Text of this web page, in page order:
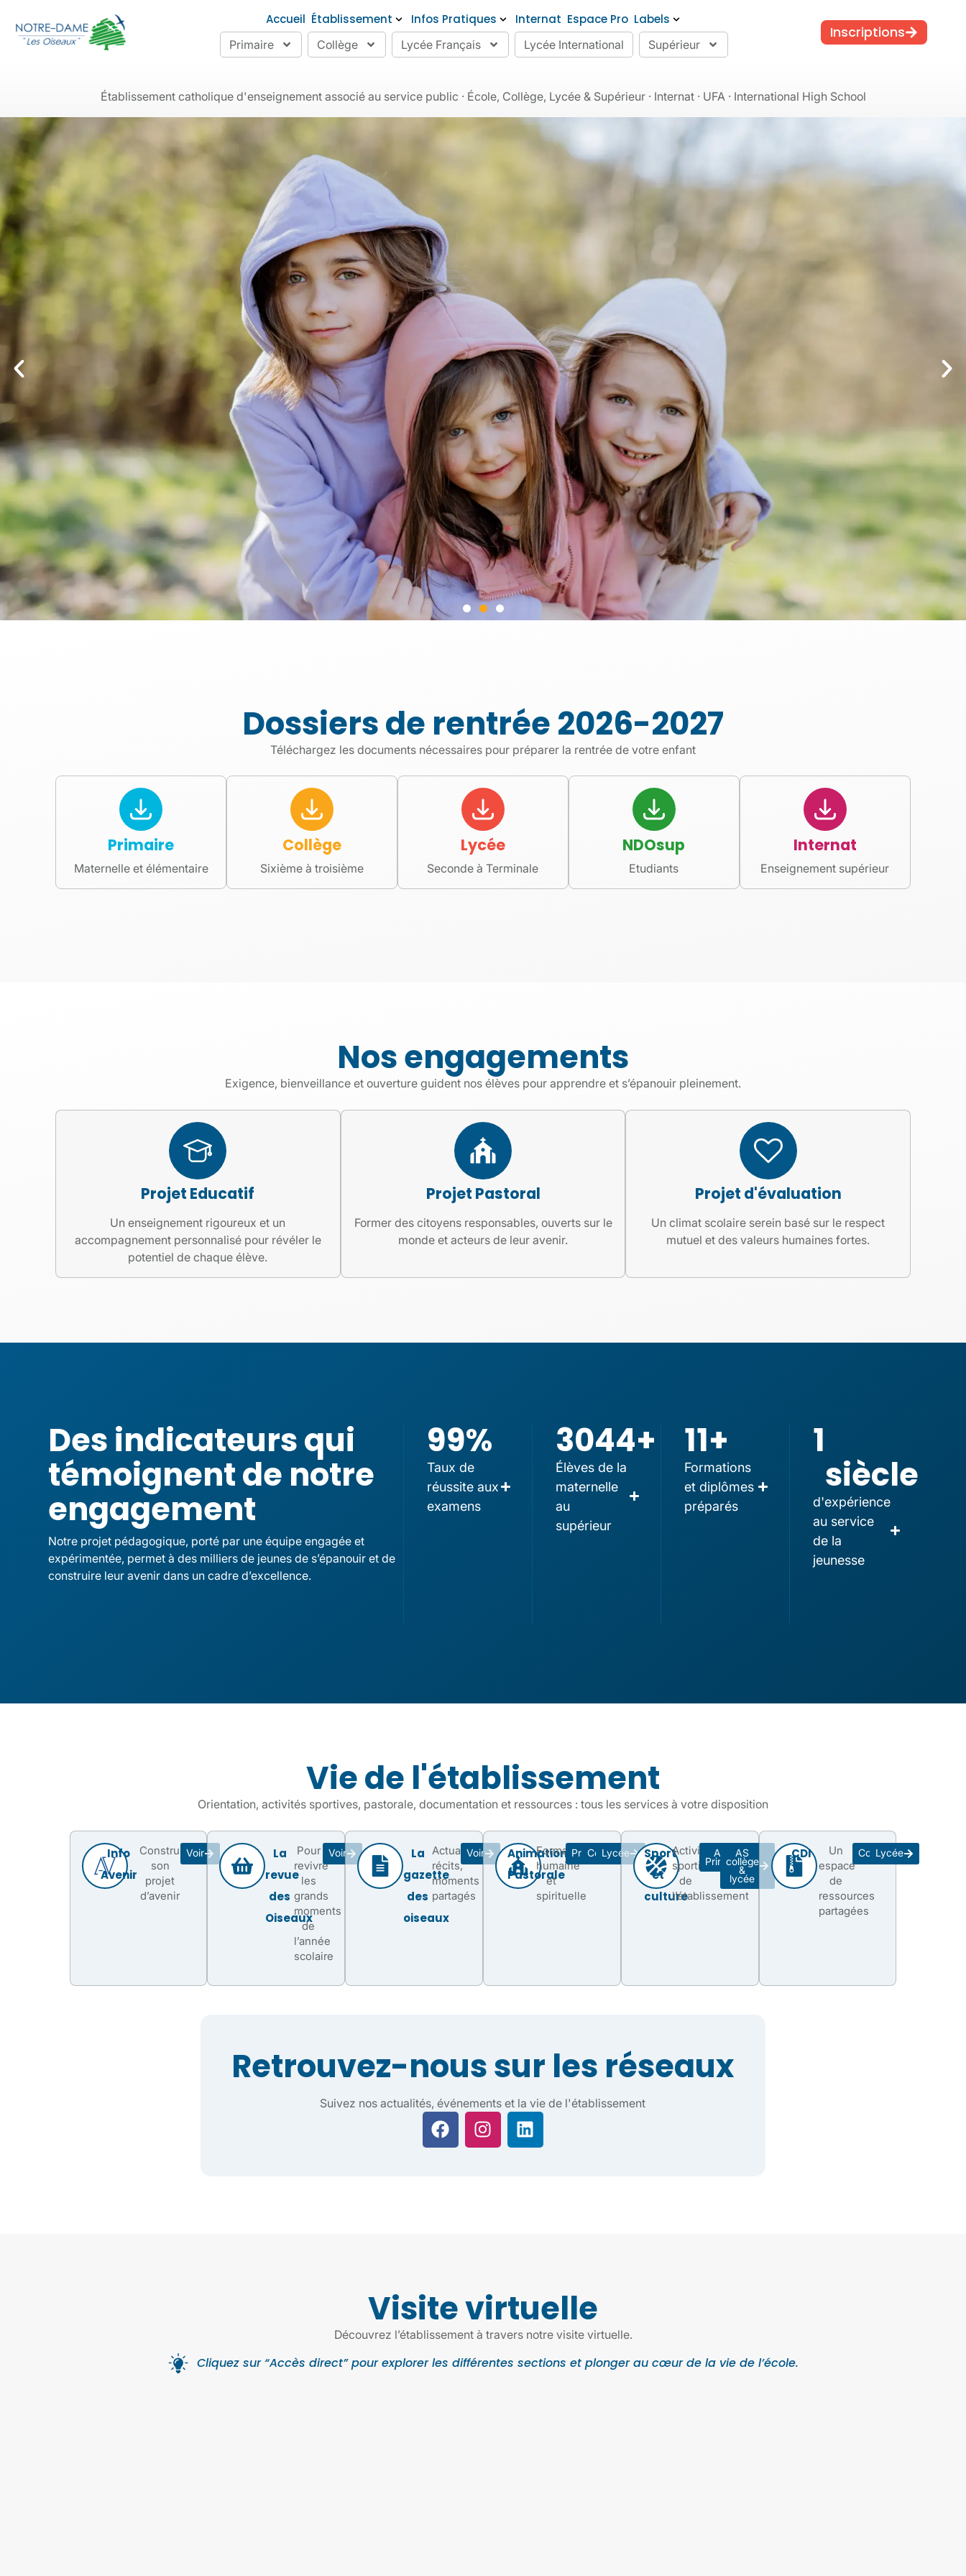
Accueil Établissement Infos Pratiques Internat Espace Pro Labels
Primaire Collège Lycée Français Lycée International Supérieur
Inscriptions
Établissement catholique d'enseignement associé au service public · École, Collège, Lycée & Supérieur · Internat · UFA · International High School
Oiseaux
Vêtements et accessoires pour porter fièrement les
couleurs de l'établissement
Je découvre
Dossiers de rentrée 2026-2027
Téléchargez les documents nécessaires pour préparer la rentrée de votre enfant
Primaire
Maternelle et élémentaire
Collège
Sixième à troisième
Lycée
Seconde à Terminale
NDOsup
Etudiants
Internat
Enseignement supérieur
Nos engagements
Exigence, bienveillance et ouverture guident nos élèves pour apprendre et s’épanouir pleinement.
Projet Educatif
Un enseignement rigoureux et un
accompagnement personnalisé pour révéler le
potentiel de chaque élève.
Projet Pastoral
Former des citoyens responsables, ouverts sur le
monde et acteurs de leur avenir.
Projet d'évaluation
Un climat scolaire serein basé sur le respect
mutuel et des valeurs humaines fortes.
Des indicateurs qui
témoignent de notre
engagement
Notre projet pédagogique, porté par une équipe engagée et
expérimentée, permet à des milliers de jeunes de s’épanouir et de
construire leur avenir dans un cadre d’excellence.
99%
Taux de
réussite aux
examens
3044+
Élèves de la
maternelle
au
supérieur
11+
Formations
et diplômes
préparés
1
siècle
d'expérience
au service
de la
jeunesse
Vie de l'établissement
Orientation, activités sportives, pastorale, documentation et ressources : tous les services à votre disposition
Info
Avenir
Construire
son
projet
d’avenir
Voir
La
revue
des
Oiseaux
Pour
revivre
les
grands
moments
de
l’année
scolaire
Voir
La
gazette
des
oiseaux
Actualités,
récits,
moments
partagés
Voir
Animation
Pastorale
Formation
humaine
et
spirituelle
Primaire
Collège
Lycée
Sport
et
culture
Activités
sportives
de
l’établissement
ASC
Primaire
AS
collège
&
lycée
CDI
Un
espace
de
ressources
partagées
Collège
Lycée
Retrouvez-nous sur les réseaux
Suivez nos actualités, événements et la vie de l'établissement
Visite virtuelle
Découvrez l’établissement à travers notre visite virtuelle.
Cliquez sur “Accès direct” pour explorer les différentes sections et plonger au cœur de la vie de l’école.